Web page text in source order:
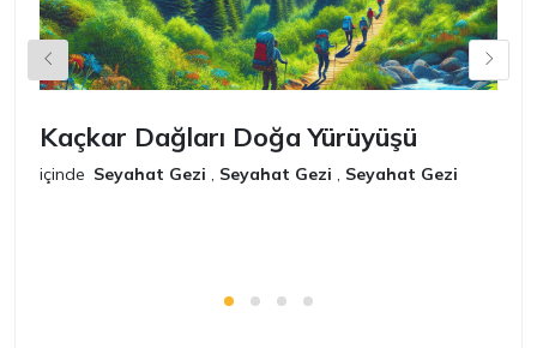
Kaçkar Dağları Doğa Yürüyüşü
içinde Seyahat Gezi , Seyahat Gezi , Seyahat Gezi